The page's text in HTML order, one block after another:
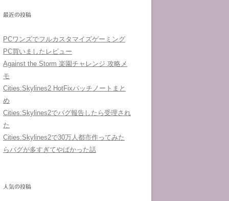
最近の投稿
PCワンズでフルカスタマイズゲーミング
PC買いましたレビュー
Against the Storm 楽園チャレンジ 攻略メ
モ
Cities:Skylines2 HotFixパッチノートまと
め
Cities:Skylines2でバグ報告したら受理され
た
Cities:Skylines2で30万人都市作ってみた
らバグが多すぎてやばかった話
人気の投稿